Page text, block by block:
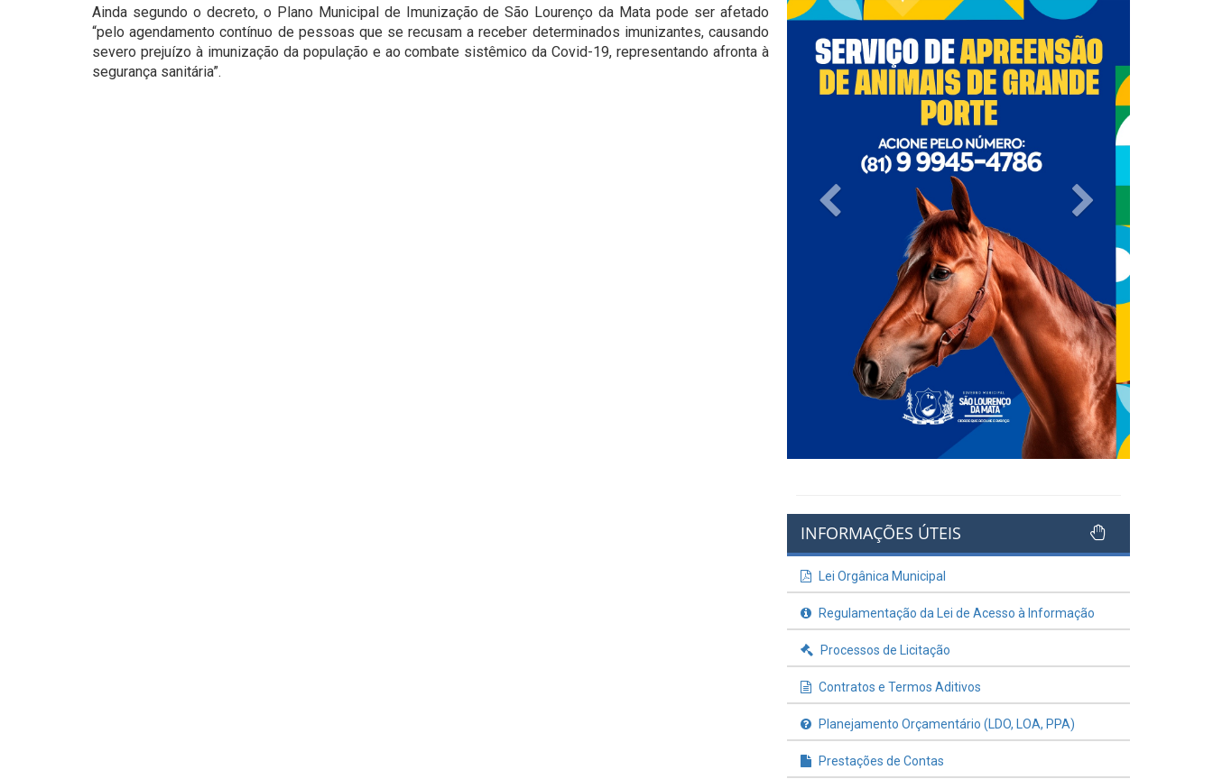
Ainda segundo o decreto, o Plano Municipal de Imunização de São Lourenço da Mata pode ser afetado
“pelo agendamento contínuo de pessoas que se recusam a receber determinados imunizantes, causando
severo prejuízo à imunização da população e ao combate sistêmico da Covid-19, representando afronta à
segurança sanitária”.
INFORMAÇÕES ÚTEIS
Lei Orgânica Municipal
Regulamentação da Lei de Acesso à Informação
Processos de Licitação
Contratos e Termos Aditivos
Planejamento Orçamentário (LDO, LOA, PPA)
Prestações de Contas